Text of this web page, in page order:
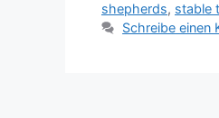
shepherds, stable
Schreibe einen